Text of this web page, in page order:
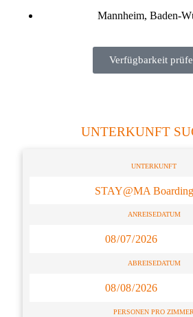
Mannheim, Baden-
Verfügbarkeit
UNTERKUNFT
UNTERKUNFT
STAY@MA
ANREISEDATUM
ABREISEDATUM
PERSONEN PRO